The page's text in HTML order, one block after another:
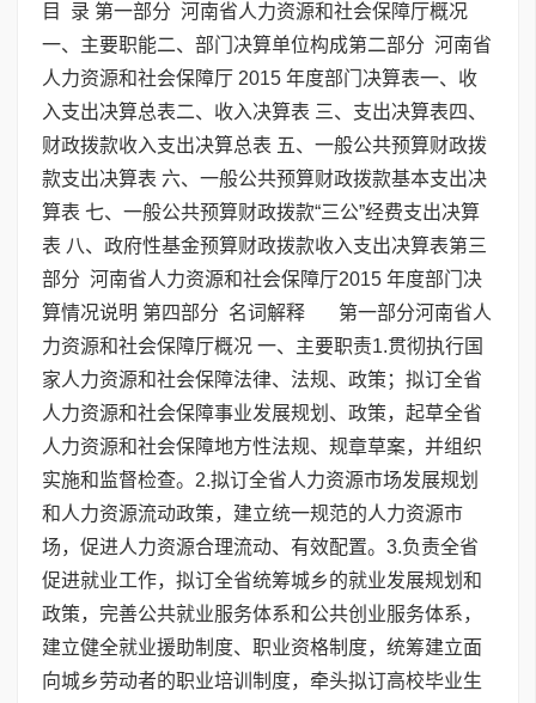
目 录 第一部分 河南省人力资源和社会保障厅概况
一、主要职能二、部门决算单位构成第二部分 河南省
人力资源和社会保障厅 2015 年度部门决算表一、收
入支出决算总表二、收入决算表 三、支出决算表四、
财政拨款收入支出决算总表 五、一般公共预算财政拨
款支出决算表 六、一般公共预算财政拨款基本支出决
算表 七、一般公共预算财政拨款“三公”经费支出决算
表 八、政府性基金预算财政拨款收入支出决算表第三
部分 河南省人力资源和社会保障厅2015 年度部门决
算情况说明 第四部分 名词解释 第一部分河南省人
力资源和社会保障厅概况 一、主要职责1.贯彻执行国
家人力资源和社会保障法律、法规、政策；拟订全省
人力资源和社会保障事业发展规划、政策，起草全省
人力资源和社会保障地方性法规、规章草案，并组织
实施和监督检查。2.拟订全省人力资源市场发展规划
和人力资源流动政策，建立统一规范的人力资源市
场，促进人力资源合理流动、有效配置。3.负责全省
促进就业工作，拟订全省统筹城乡的就业发展规划和
政策，完善公共就业服务体系和公共创业服务体系，
建立健全就业援助制度、职业资格制度，统筹建立面
向城乡劳动者的职业培训制度，牵头拟订高校毕业生